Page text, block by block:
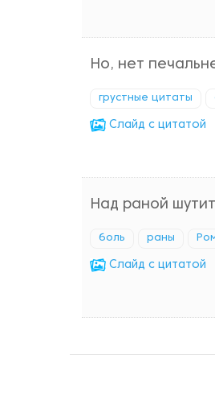
Но, нет
грустные цитаты
Cлайд с цитатой
Над раной
боль раны
Cлайд с цитатой